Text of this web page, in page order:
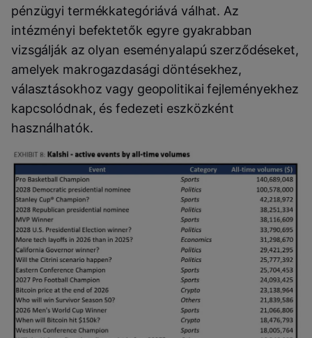
pénzügyi termékkategóriává válhat. Az
intézményi befektetők egyre gyakrabban
vizsgálják az olyan eseményalapú szerződéseket,
amelyek makrogazdasági döntésekhez,
választásokhoz vagy geopolitikai fejleményekhez
kapcsolódnak, és fedezeti eszközként
használhatók.